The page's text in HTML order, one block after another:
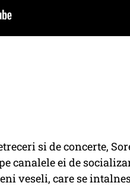
si de concerte,
canalele ei de
veseli, care se